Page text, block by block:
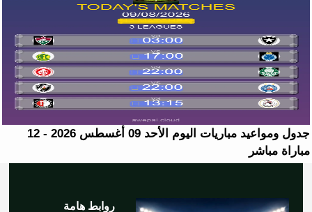
جدول ومواعيد مباريات اليوم الأحد 09 أغسطس 2026 - 12
مباراة مباشر
روابط هامة